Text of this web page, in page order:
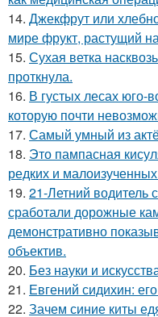
14. Джекфрут или
мире фрукт, растущий
15. Сухая ветка
проткнула.
16. В густых лесах юго-
которую почти
17. Самый умный из
18. Это пампасная
редких и
19. 21-Летний водитель
сработали дорожные
демонстративно
объектив.
20. Без науки и
21. Евгений сидихин:
22. Зачем синие киты